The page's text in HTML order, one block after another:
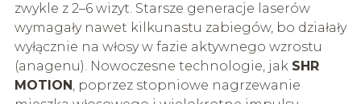
zwykle z 2–6 wizyt. Starsze generacje laserów
wymagały nawet kilkunastu zabiegów, bo działały
wyłącznie na włosy w fazie aktywnego wzrostu
(anagenu). Nowoczesne technologie, jak SHR
MOTION , poprzez stopniowe nagrzewanie